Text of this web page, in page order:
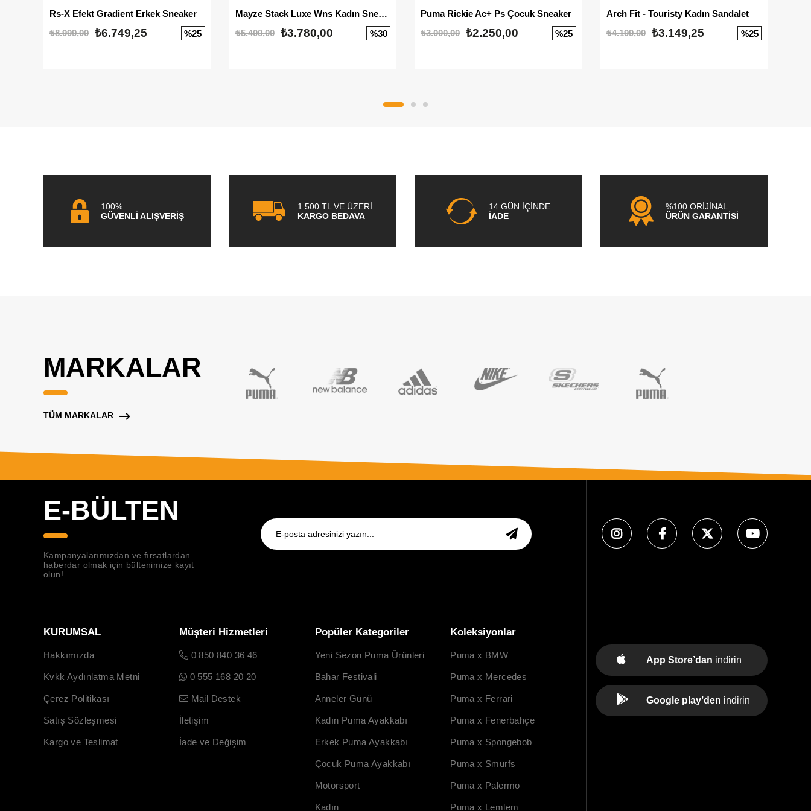
Rs-X Efekt Gradient Erkek Sneaker
₺8.999,00 ₺6.749,25 %25
Mayze Stack Luxe Wns Kadın Sneaker
₺5.400,00
₺3.780,00 %30
Puma Rickie Ac+ Ps Çocuk Sneaker
₺3.000,00 ₺2.250,00 %25
Arch Fit - Touristy Kadın Sandalet
₺4.199,00
₺3.149,25 %25
100%
GÜVENLİ ALIŞVERİŞ
1.500 TL VE ÜZERİ
KARGO BEDAVA
14 GÜN İÇİNDE
İADE
%100 ORİJİNAL
ÜRÜN GARANTİSİ
MARKALAR
TÜM MARKALAR
E-BÜLTEN
Kampanyalarımızdan ve fırsatlardan
haberdar olmak için bültenimize kayıt
olun!
KURUMSAL
Hakkımızda
Kvkk Aydınlatma Metni
Çerez Politikası
Satış Sözleşmesi
Kargo ve Teslimat
Müşteri Hizmetleri
0 850 840 36 46
0 555 168 20 20
Mail Destek
İletişim
İade ve Değişim
Popüler Kategoriler
Yeni Sezon Puma Ürünleri
Bahar Festivali
Anneler Günü
Kadın Puma Ayakkabı
Erkek Puma Ayakkabı
Çocuk Puma Ayakkabı
Motorsport
Kadın
Koleksiyonlar
Puma x BMW
Puma x Mercedes
Puma x Ferrari
Puma x Fenerbahçe
Puma x Spongebob
Puma x Smurfs
Puma x Palermo
Puma x Lemlem
App Store’dan indirin
Google play’den indirin